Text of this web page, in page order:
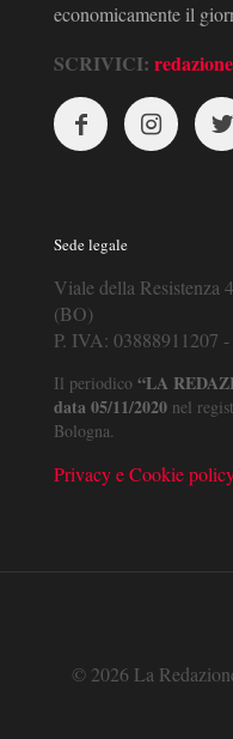
economicamente il
SCRIVICI:
Sede legale
Viale della Resistenza
(BO)
P. IVA:
Il periodico “LA
data 05/11/2020 nel
Bologna.
Privacy e Cookie
© 2026 La